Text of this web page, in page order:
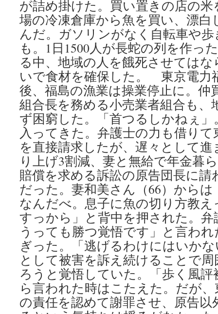
が詰め掛けた。買い置きの店の
場の冷凍倉庫から魚を買い、漂
んだ。ガソリンがなく自転車や
も。1日1500人が長蛇の列を作っ
る中、地域の人を餓死させては
いで食材を確保した。 東京電力
後、福島の漁業は操業停止に。仲
組合長を務める小売業者組合も、
ず困窮した。「首つるしかねぇ
入ってきた。弁護士の力も借り
を直接請求したが、遅々として
り上げ3割減、妻と無給で年金暮
賠償を求める訴訟の原告団長に
だった。妻和美さん（66）から
なんだべ。息子に魚の切り方教
すっから」と背中を押された。
うっても勝つ覚悟です」と言わ
ぎった。「逃げるわけにはいか
として被害を訴え続けることで
ろうと覚悟していた。「歩く風
ら言われた時はこたえた。だが
の責任を認めて謝罪させ、原告以